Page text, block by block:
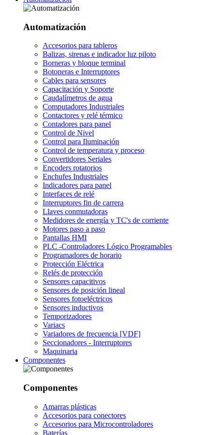
Automatización
Accesorios para tableros
Balizas, sirenas e indicador luz piloto
Borneras y bloque terminal
Botoneras e Interruptores
Cables para sensores
Capacitación y Soporte
Caudalímetros de agua
Computadores Industriales
Contactores y relé térmico
Contadores para panel
Control de Nivel
Control para Iluminación
Control de temperatura y proceso
Convertidores Seriales
Encoders rotatorios
Enchufes Industriales
Indicadores para panel
Interfaces de relé
Interruptores fin de carrera
Llaves conmutadoras
Medidores de energía y TC's de corriente
Motores paso a paso
Pantallas HMI
PLC -Controladores Lógico Programables
Programadores de horario
Protección Eléctrica
Relés de protección
Sensores capacitivos
Sensores de posición lineal
Sensores fotoeléctricos
Sensores inductivos
Temporizadores
Variacs
Variadores de frecuencia [VDF]
Seccionadores - Interruptores
Maquinaria
Componentes
Componentes
Amarras plásticas
Accesorios para conectores
Accesorios para Microcontroladores
Baterías